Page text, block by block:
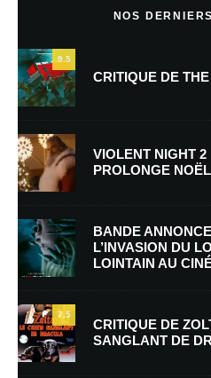
Nom*
E-mail*
Enregistrer mon nom, mon e-mail
mon prochain commentaire.
NOS
9.5
CRITIQUE DE
VIOLENT NIGHT
PROLONGE
BANDE
L’INVASION DU
LOINTAIN AU
7.5
CRITIQUE DE
SANGLANT DE